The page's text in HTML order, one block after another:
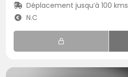
Déplacement jusqu’à 100 kms
N.C